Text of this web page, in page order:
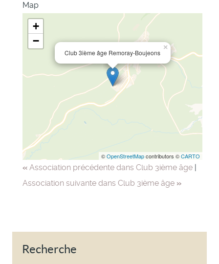
Map
Club 3ième âge Remoray-Boujeons
×
+
−
©OpenStreetMapcontributors ©CARTO
« Association précédente dans Club 3ième âge |
Association suivante dans Club 3ième âge »
Recherche